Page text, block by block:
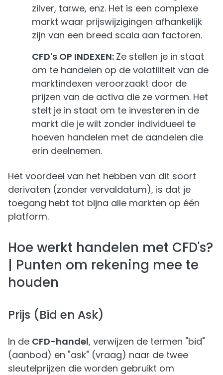
zilver, tarwe, enz. Het is een complexe
markt waar prijswijzigingen afhankelijk
zijn van een breed scala aan factoren.
CFD's OP INDEXEN: Ze stellen je in staat
om te handelen op de volatiliteit van de
marktindexen veroorzaakt door de
prijzen van de activa die ze vormen. Het
stelt je in staat om te investeren in de
markt die je wilt zonder individueel te
hoeven handelen met de aandelen die
erin deelnemen.
Het voordeel van het hebben van dit soort
derivaten (zonder vervaldatum), is dat je
toegang hebt tot bijna alle markten op één
platform.
Hoe werkt handelen met CFD's?
| Punten om rekening mee te
houden
Prijs (Bid en Ask)
In de CFD-handel, verwijzen de termen "bid"
(aanbod) en "ask" (vraag) naar de twee
sleutelprijzen die worden gebruikt om